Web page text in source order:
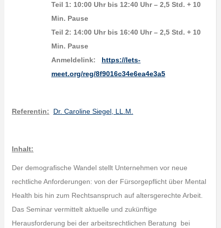
Teil 1: 10:00 Uhr bis 12:40 Uhr – 2,5 Std. + 10
Min. Pause
Teil 2: 14:00 Uhr bis 16:40 Uhr – 2,5 Std. + 10
Min. Pause
Anmeldelink:
https://lets-
meet.org/reg/8f9016c34e6ea4e3a5
Referentin: Dr. Caroline Siegel, LL.M.
Inhalt:
Der demografische Wandel stellt Unternehmen vor neue
rechtliche Anforderungen: von der Fürsorgepflicht über Mental
Health bis hin zum Rechtsanspruch auf altersgerechte Arbeit.
Das Seminar vermittelt aktuelle und zukünftige
Herausforderung bei der arbeitsrechtlichen Beratung bei